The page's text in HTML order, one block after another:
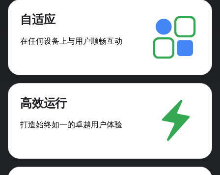
自适应
在任何设备上与用户顺畅互动
高效运行
打造始终如一的卓越用户体验